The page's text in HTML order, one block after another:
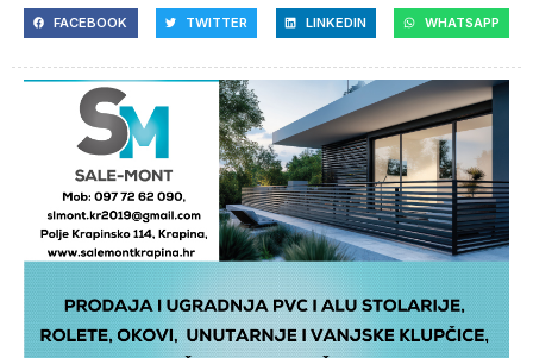
FACEBOOK TWITTER LINKEDIN WHATSAPP